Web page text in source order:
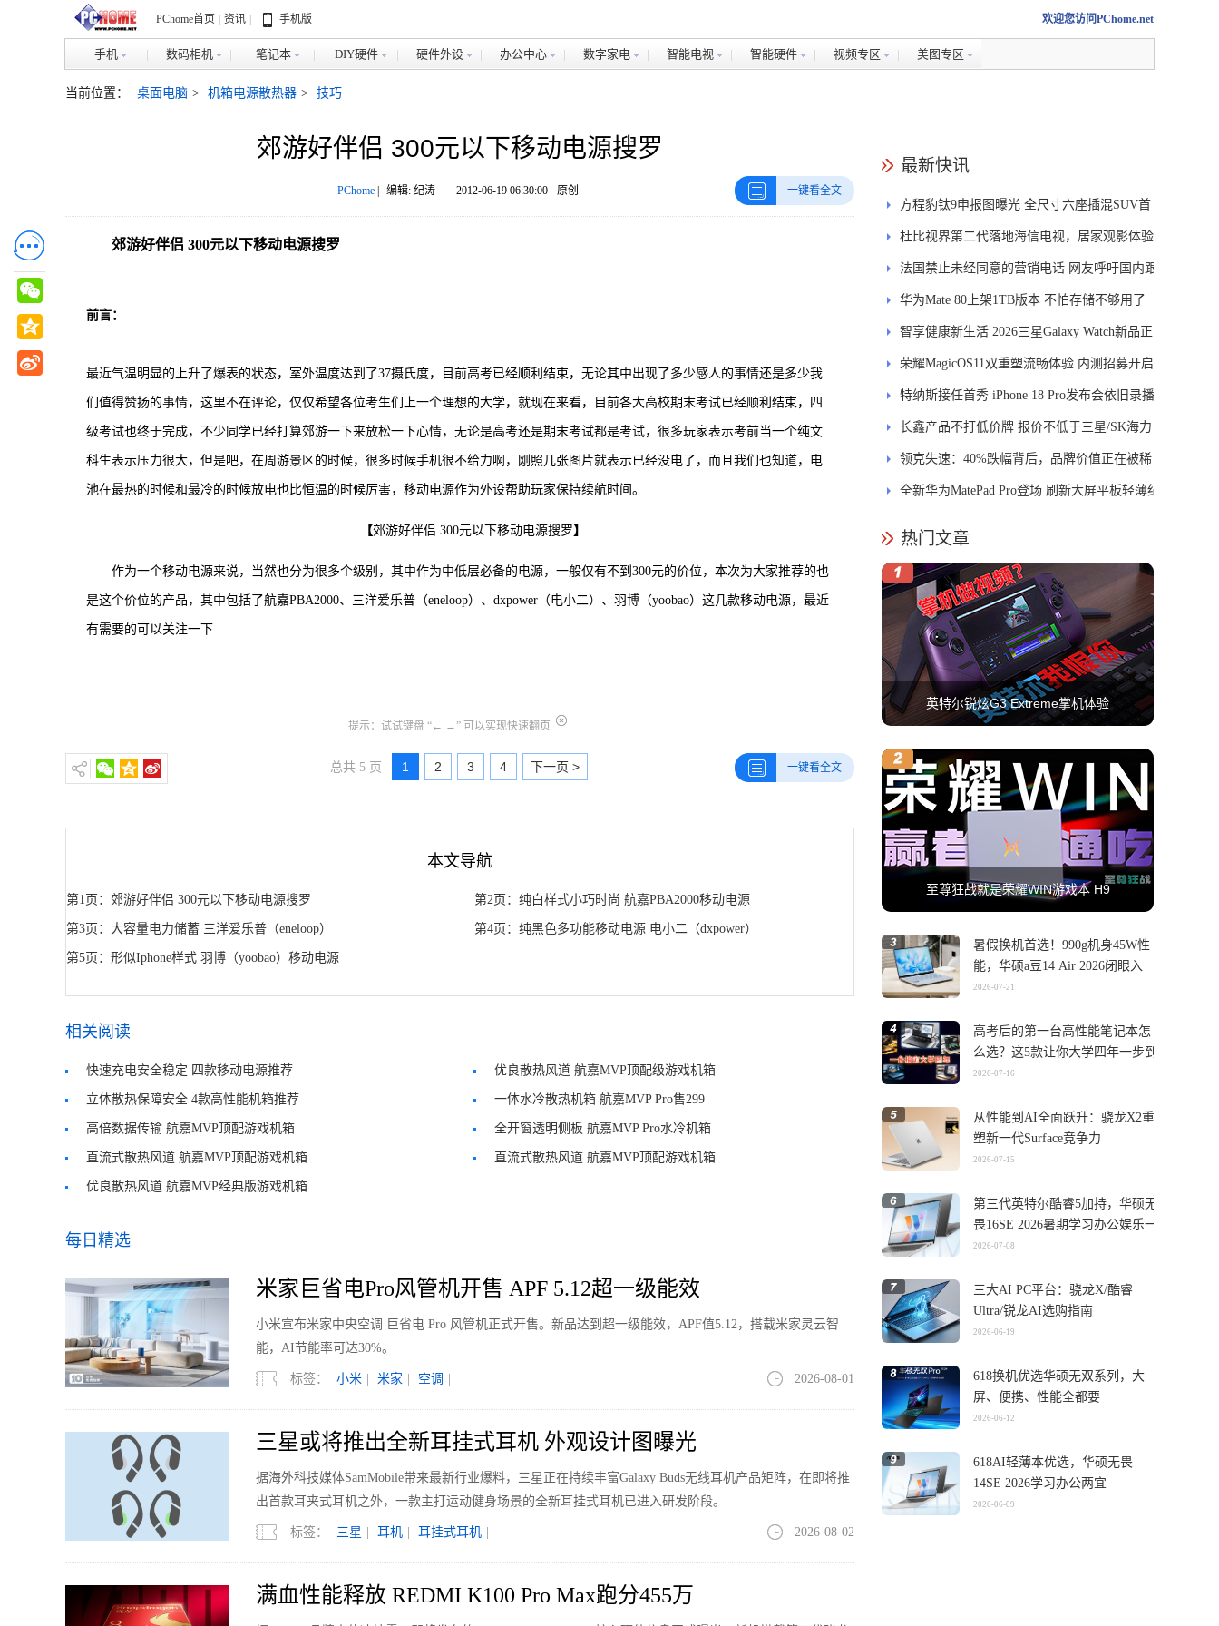
PChome首页 资讯 手机版 欢迎您访问PChome.net
手机 数码相机 笔记本 DIY硬件 硬件外设 办公中心 数字家电 智能电视 智能硬件 视频专区 美图专区
当前位置： 桌面电脑 > 机箱电源散热器 > 技巧
郊游好伴侣 300元以下移动电源搜罗
PChome| 编辑: 纪涛 2012-06-19 06:30:00 原创 一键看全文
郊游好伴侣 300元以下移动电源搜罗
前言：
最近气温明显的上升了爆表的状态，室外温度达到了37摄氏度，目前高考已经顺利结束，无论其中出现了多少感人的事情还是多少我
们值得赞扬的事情，这里不在评论，仅仅希望各位考生们上一个理想的大学，就现在来看，目前各大高校期末考试已经顺利结束，四
级考试也终于完成，不少同学已经打算郊游一下来放松一下心情，无论是高考还是期末考试都是考试，很多玩家表示考前当一个纯文
科生表示压力很大，但是吧，在周游景区的时候，很多时候手机很不给力啊，刚照几张图片就表示已经没电了，而且我们也知道，电
池在最热的时候和最冷的时候放电也比恒温的时候厉害，移动电源作为外设帮助玩家保持续航时间。
【郊游好伴侣 300元以下移动电源搜罗】
作为一个移动电源来说，当然也分为很多个级别，其中作为中低层必备的电源，一般仅有不到300元的价位，本次为大家推荐的也
是这个价位的产品，其中包括了航嘉PBA2000、三洋爱乐普（eneloop）、dxpower（电小二）、羽博（yoobao）这几款移动电源，最近
有需要的可以关注一下
提示：试试键盘 “← →” 可以实现快速翻页
总共 5 页 1 2 3 4 下一页 > 一键看全文
本文导航
第1页：郊游好伴侣 300元以下移动电源搜罗 第2页：纯白样式小巧时尚 航嘉PBA2000移动电源
第3页：大容量电力储蓄 三洋爱乐普（eneloop） 第4页：纯黑色多功能移动电源 电小二（dxpower）
第5页：形似Iphone样式 羽博（yoobao）移动电源
相关阅读
快速充电安全稳定 四款移动电源推荐 优良散热风道 航嘉MVP顶配级游戏机箱
立体散热保障安全 4款高性能机箱推荐 一体水冷散热机箱 航嘉MVP Pro售299
高倍数据传输 航嘉MVP顶配游戏机箱 全开窗透明侧板 航嘉MVP Pro水冷机箱
直流式散热风道 航嘉MVP顶配游戏机箱 直流式散热风道 航嘉MVP顶配游戏机箱
优良散热风道 航嘉MVP经典版游戏机箱
每日精选
米家巨省电Pro风管机开售 APF 5.12超一级能效
小米宣布米家中央空调 巨省电 Pro 风管机正式开售。新品达到超一级能效，APF值5.12，搭载米家灵云智
能，AI节能率可达30%。
标签： 小米 米家 空调 2026-08-01
三星或将推出全新耳挂式耳机 外观设计图曝光
据海外科技媒体SamMobile带来最新行业爆料，三星正在持续丰富Galaxy Buds无线耳机产品矩阵，在即将推
出首款耳夹式耳机之外，一款主打运动健身场景的全新耳挂式耳机已进入研发阶段。
标签： 三星 耳机 耳挂式耳机 2026-08-02
满血性能释放 REDMI K100 Pro Max跑分455万
最新快讯
方程豹钛9申报图曝光 全尺寸六座插混SUV首
发DMS
杜比视界第二代落地海信电视，居家观影体验
能迎来哪些升级？
法国禁止未经同意的营销电话 网友呼吁国内跟
进
华为Mate 80上架1TB版本 不怕存储不够用了
智享健康新生活 2026三星Galaxy Watch新品正
式开售
荣耀MagicOS11双重塑流畅体验 内测招募开启
特纳斯接任首秀 iPhone 18 Pro发布会依旧录播
长鑫产品不打低价牌 报价不低于三星/SK海力
士
领克失速：40%跌幅背后，品牌价值正在被稀
释
全新华为MatePad Pro登场 刷新大屏平板轻薄纪
热门文章
英特尔锐炫G3 Extreme掌机体验
至尊狂战就是荣耀WIN游戏本 H9
暑假换机首选！990g机身45W性
能，华硕a豆14 Air 2026闭眼入
2026-07-21
高考后的第一台高性能笔记本怎
么选？这5款让你大学四年一步到
位
2026-07-16
从性能到AI全面跃升：骁龙X2重
塑新一代Surface竞争力
2026-07-15
第三代英特尔酷睿5加持，华硕无
畏16SE 2026暑期学习办公娱乐一
机搞定
2026-07-08
三大AI PC平台：骁龙X/酷睿
Ultra/锐龙AI选购指南
2026-06-19
618换机优选华硕无双系列，大
屏、便携、性能全都要
2026-06-12
618AI轻薄本优选，华硕无畏
14SE 2026学习办公两宜
2026-06-09